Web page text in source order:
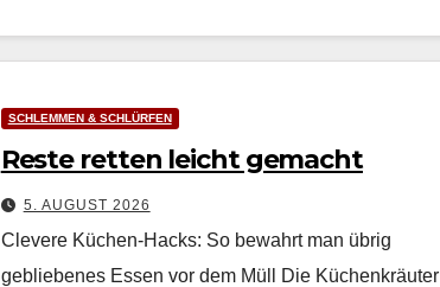
SCHLEMMEN & SCHLÜRFEN
Reste retten leicht gemacht
5. AUGUST 2026
Clevere Küchen-Hacks: So bewahrt man übrig
gebliebenes Essen vor dem Müll Die Küchenkräuter